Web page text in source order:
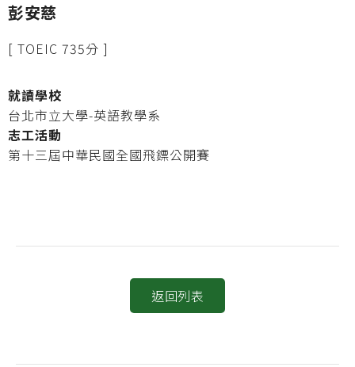
彭安慈
[ TOEIC 735分 ]
就讀學校
台北市立大學-英語教學系
志工活動
第十三屆中華民國全國飛鏢公開賽
返回列表